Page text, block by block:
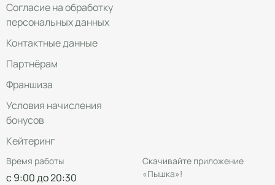
Согласие на обработку
персональных данных
Контактные данные
Партнёрам
Франшиза
Условия начисления
бонусов
Кейтеринг
Время работы
с 9:00 до 20:30
Скачивайте приложение
«Пышка»!